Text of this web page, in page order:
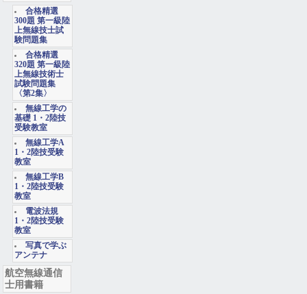
合格精選
300題 第一級陸
上無線技士試
験問題集
合格精選
320題 第一級陸
上無線技術士
試験問題集
〈第2集〉
無線工学の
基礎 1・2陸技
受験教室
無線工学A
1・2陸技受験
教室
無線工学B
1・2陸技受験
教室
電波法規
1・2陸技受験
教室
写真で学ぶ
アンテナ
航空無線通信
士用書籍